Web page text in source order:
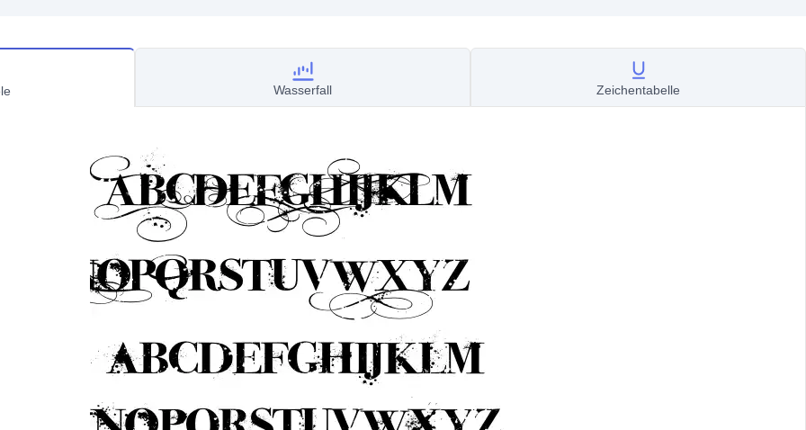
Wasserfall Zeichentabelle